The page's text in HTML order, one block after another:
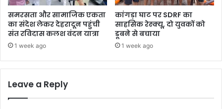
समरसता और सामाजिक एकता
का संदेश लेकर देहरादून पहुंची
संत रविदास कलश वंदन यात्रा
1 week ago
कांगड़ा घाट पर SDRF का
साहसिक रेस्क्यू, दो युवकों को
डूबने से बचाया
1 week ago
Leave a Reply